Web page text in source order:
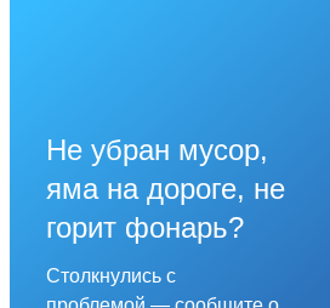
Не убран мусор,
яма на дороге, не
горит фонарь?
Столкнулись с